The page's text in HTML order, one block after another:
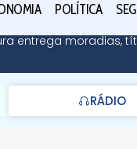
POLÍTICA
entrega moradias,
RÁDIO